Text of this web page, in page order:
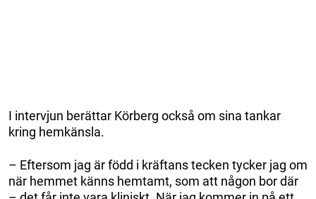
I intervjun berättar Körberg också om sina tankar
kring hemkänsla.
– Eftersom jag är född i kräftans tecken tycker jag om
när hemmet känns hemtamt, som att någon bor där